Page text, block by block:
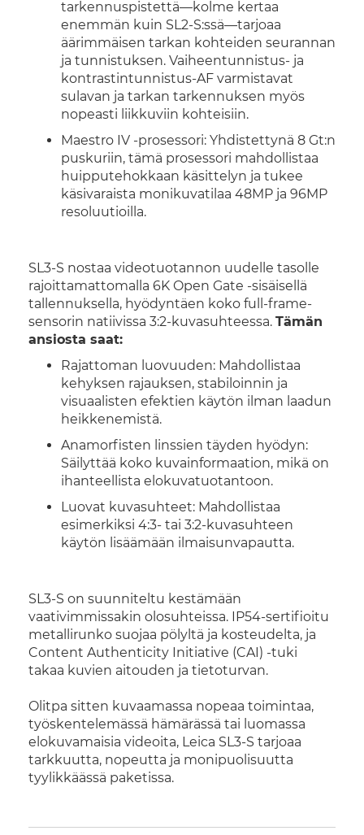
tarkennuspistettä—kolme kertaa
enemmän kuin SL2-S:ssä—tarjoaa
äärimmäisen tarkan kohteiden seurannan
ja tunnistuksen. Vaiheentunnistus- ja
kontrastintunnistus-AF varmistavat
sulavan ja tarkan tarkennuksen myös
nopeasti liikkuviin kohteisiin.
Maestro IV -prosessori: Yhdistettynä 8 Gt:n
puskuriin, tämä prosessori mahdollistaa
huipputehokkaan käsittelyn ja tukee
käsivaraista monikuvatilaa 48MP ja 96MP
resoluutioilla.
SL3-S nostaa videotuotannon uudelle tasolle
rajoittamattomalla 6K Open Gate -sisäisellä
tallennuksella, hyödyntäen koko full-frame-
sensorin natiivissa 3:2-kuvasuhteessa. Tämän
ansiosta saat:
Rajattoman luovuuden: Mahdollistaa
kehyksen rajauksen, stabiloinnin ja
visuaalisten efektien käytön ilman laadun
heikkenemistä.
Anamorfisten linssien täyden hyödyn:
Säilyttää koko kuvainformaation, mikä on
ihanteellista elokuvatuotantoon.
Luovat kuvasuhteet: Mahdollistaa
esimerkiksi 4:3- tai 3:2-kuvasuhteen
käytön lisäämään ilmaisunvapautta.
SL3-S on suunniteltu kestämään
vaativimmissakin olosuhteissa. IP54-sertifioitu
metallirunko suojaa pölyltä ja kosteudelta, ja
Content Authenticity Initiative (CAI) -tuki
takaa kuvien aitouden ja tietoturvan.
Olitpa sitten kuvaamassa nopeaa toimintaa,
työskentelemässä hämärässä tai luomassa
elokuvamaisia videoita, Leica SL3-S tarjoaa
tarkkuutta, nopeutta ja monipuolisuutta
tyylikkäässä paketissa.